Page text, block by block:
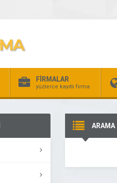
FİRMALAR
yüzlerce kayıtlı firma
ARAMA